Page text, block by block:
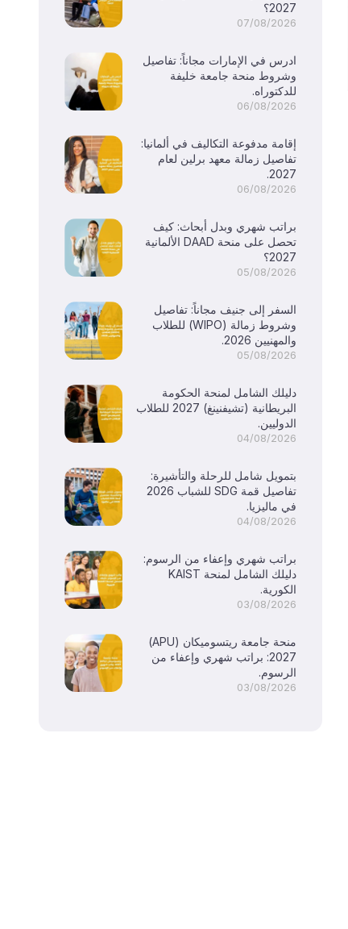
2027؟
07/08/2026
ادرس في الإمارات مجاناً: تفاصيل
وشروط منحة جامعة خليفة
للدكتوراه.
06/08/2026
إقامة مدفوعة التكاليف في ألمانيا:
تفاصيل زمالة معهد برلين لعام
2027.
06/08/2026
براتب شهري وبدل أبحاث: كيف
تحصل على منحة DAAD الألمانية
2027؟
05/08/2026
السفر إلى جنيف مجاناً: تفاصيل
وشروط زمالة (WIPO) للطلاب
والمهنيين 2026.
05/08/2026
دليلك الشامل لمنحة الحكومة
البريطانية (تشيفنينغ) 2027 للطلاب
الدوليين.
04/08/2026
بتمويل شامل للرحلة والتأشيرة:
تفاصيل قمة SDG للشباب 2026
في ماليزيا.
04/08/2026
براتب شهري وإعفاء من الرسوم:
دليلك الشامل لمنحة KAIST
الكورية.
03/08/2026
منحة جامعة ريتسوميكان (APU)
2027: براتب شهري وإعفاء من
الرسوم.
03/08/2026